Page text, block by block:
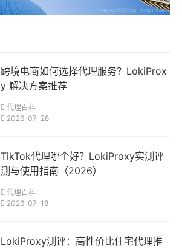
跨境电商如何选择代理服务？LokiProx
y 解决方案推荐
代理百科
2026-07-28
TikTok代理哪个好？LokiProxy实测评
测与使用指南（2026）
代理百科
2026-07-18
LokiProxy测评：高性价比住宅代理推